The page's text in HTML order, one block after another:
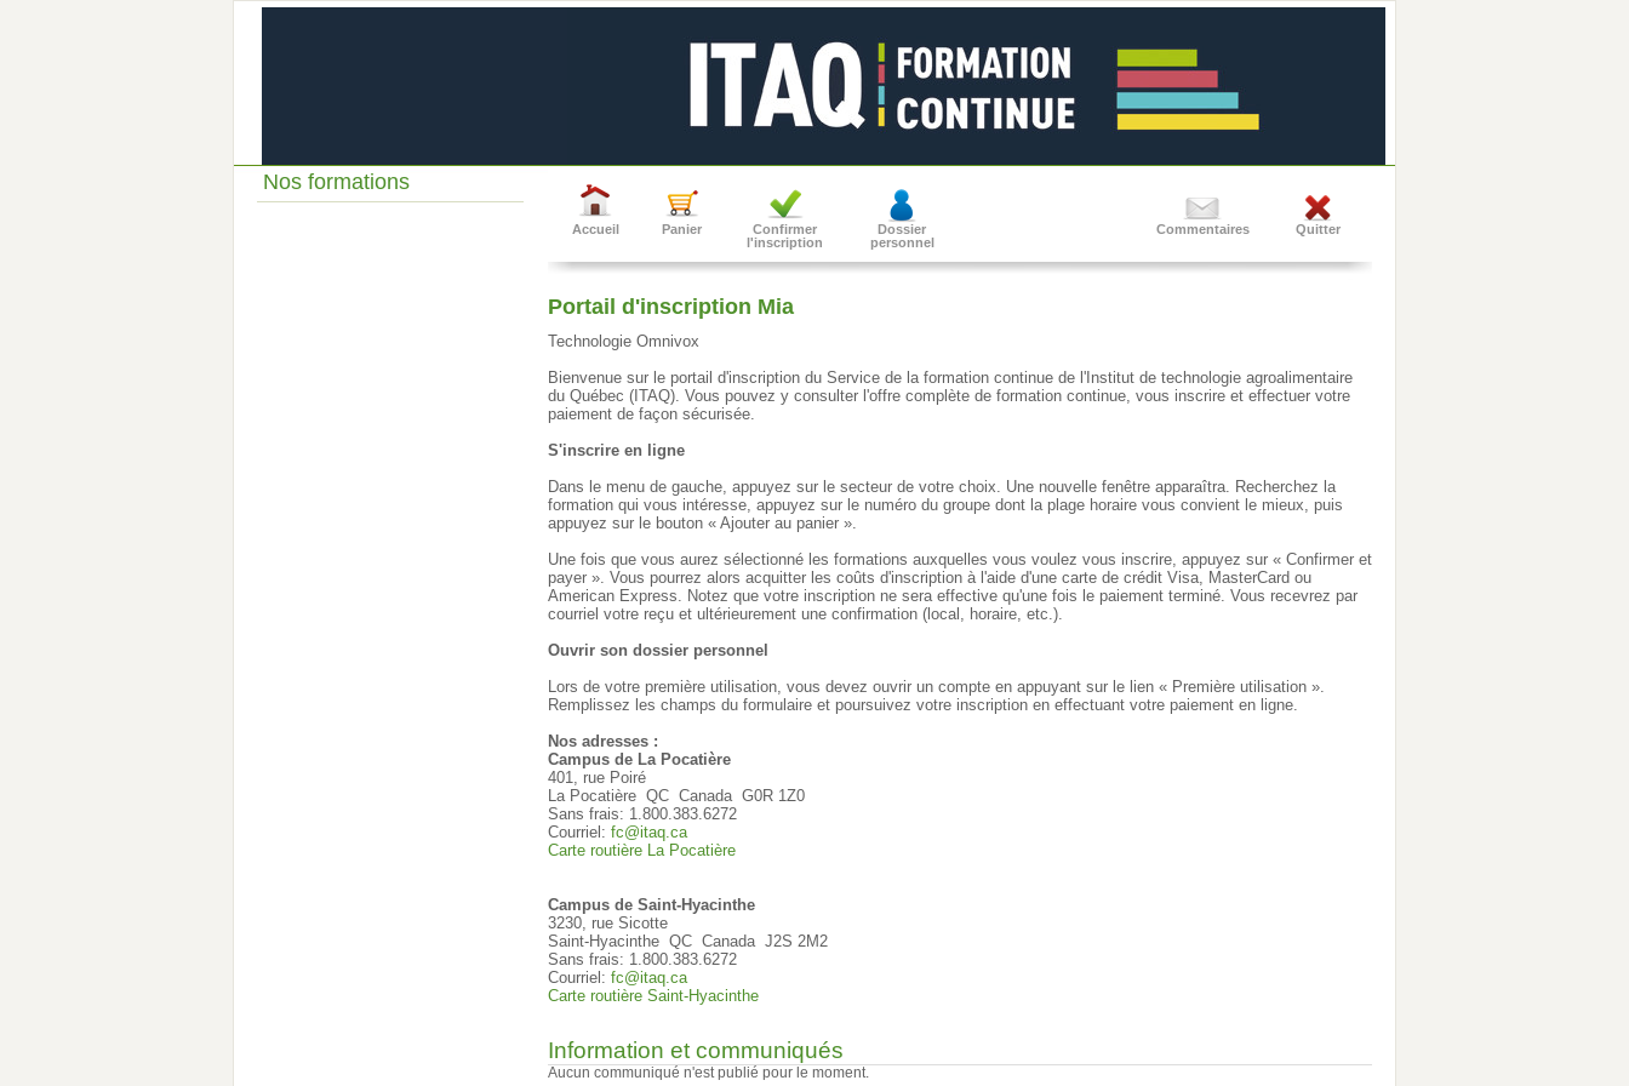
Nos formations
Accueil Panier
Confirmer
l'inscription
Dossier
personnel
Quitter
Commentaires
Portail d'inscription Mia
Technologie Omnivox
Bienvenue sur le portail d'inscription du Service de la formation continue de l'Institut de technologie agroalimentaire
du Québec (ITAQ). Vous pouvez y consulter l'offre complète de formation continue, vous inscrire et effectuer votre
paiement de façon sécurisée.
S'inscrire en ligne
Dans le menu de gauche, appuyez sur le secteur de votre choix. Une nouvelle fenêtre apparaîtra. Recherchez la
formation qui vous intéresse, appuyez sur le numéro du groupe dont la plage horaire vous convient le mieux, puis
appuyez sur le bouton « Ajouter au panier ».
Une fois que vous aurez sélectionné les formations auxquelles vous voulez vous inscrire, appuyez sur « Confirmer et
payer ». Vous pourrez alors acquitter les coûts d'inscription à l'aide d'une carte de crédit Visa, MasterCard ou
American Express. Notez que votre inscription ne sera effective qu'une fois le paiement terminé. Vous recevrez par
courriel votre reçu et ultérieurement une confirmation (local, horaire, etc.).
Ouvrir son dossier personnel
Lors de votre première utilisation, vous devez ouvrir un compte en appuyant sur le lien « Première utilisation ».
Remplissez les champs du formulaire et poursuivez votre inscription en effectuant votre paiement en ligne.
Nos adresses :
Campus de La Pocatière
401, rue Poiré
La Pocatière QC Canada G0R 1Z0
Sans frais: 1.800.383.6272
Courriel: fc@itaq.ca
Carte routière La Pocatière
Campus de Saint-Hyacinthe
3230, rue Sicotte
Saint-Hyacinthe QC Canada J2S 2M2
Sans frais: 1.800.383.6272
Courriel: fc@itaq.ca
Carte routière Saint-Hyacinthe
Information et communiqués
Aucun communiqué n'est publié pour le moment.